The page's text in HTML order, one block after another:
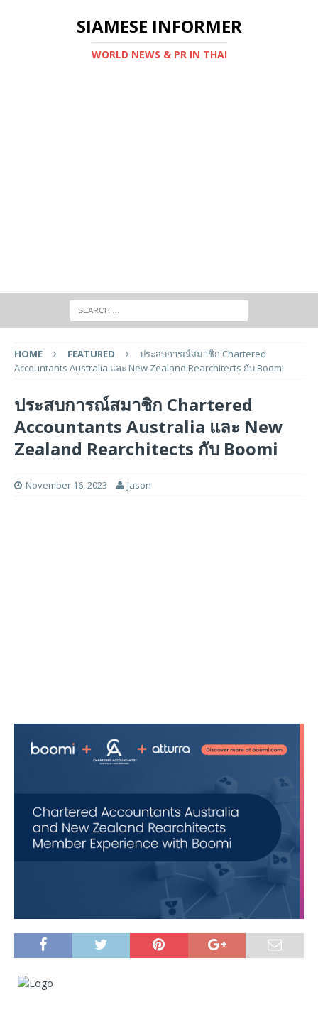
SIAMESE INFORMER
WORLD NEWS & PR IN THAI
HOME FEATURED
ประสบการณ์สมาชิก Chartered
Accountants Australia และ New Zealand Rearchitects กับ Boomi
ประสบการณ์สมาชิก Chartered
Accountants Australia และ New
Zealand Rearchitects กับ Boomi
November 16, 2023 Jason